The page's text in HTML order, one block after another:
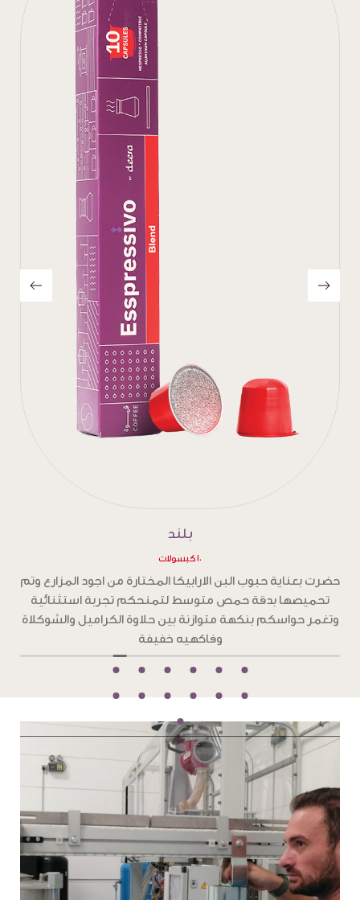
إنتينسو
١٠ كبسولات
حضرت بعناية حبوب البن الارابيكا المختارة من اجود المزارع وتم
تحميصها بدقة تحميص غامق ،لتمنحكم تجربة استثنائية
بطعم جرئ من الشوكولاته الداكنة والكراميل المحمص